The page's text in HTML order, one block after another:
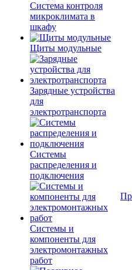
Система контроля
микроклимата в
шкафу
Щиты модульные
Зарядные устройства
для
электротранспорта
Системы
распределения и
подключения
Системы и
компоненты для
электромонтажных
работ